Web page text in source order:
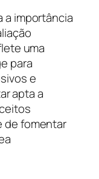
a importância
uma
para
e
apta a
de fomentar